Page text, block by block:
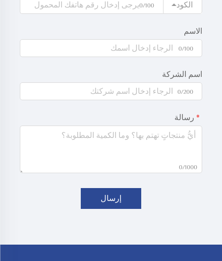
الكود
0/100
الاسم
0/100
اسم الشركة
0/200
رسالة
0/1000
إرسال